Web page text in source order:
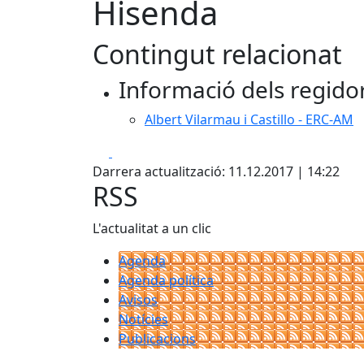
Hisenda
Contingut relacionat
Informació dels
Albert Vilarmau i Castillo - ERC-AM
Darrera actualització: 11.12.2017 | 14:22
RSS
L'actualitat a un clic
Agenda
Agenda política
Avisos
Notícies
Publicacions